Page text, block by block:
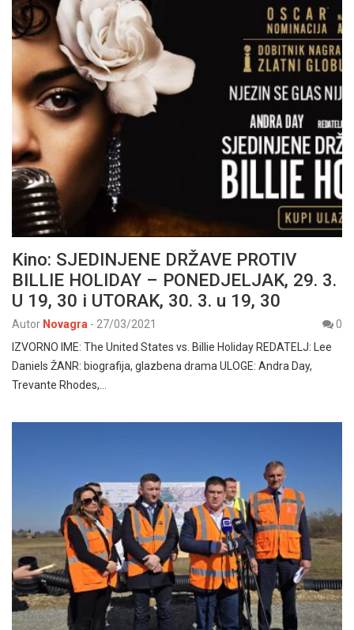
Kino: SJEDINJENE DRŽAVE PROTIV
BILLIE HOLIDAY – PONEDJELJAK, 29. 3.
U 19, 30 i UTORAK, 30. 3. u 19, 30
Autor Novagra - 27/03/2021
0
IZVORNO IME: The United States vs. Billie Holiday REDATELJ: Lee
Daniels ŽANR: biografija, glazbena drama ULOGE: Andra Day,
Trevante Rhodes,…